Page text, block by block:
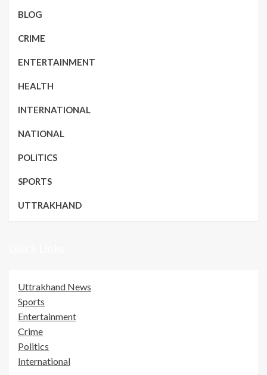
BLOG
CRIME
ENTERTAINMENT
HEALTH
INTERNATIONAL
NATIONAL
POLITICS
SPORTS
UTTRAKHAND
Uttrakhand News
Sports
Entertainment
Crime
Politics
International